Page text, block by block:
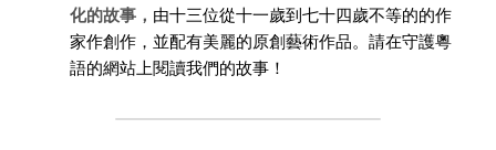
化的故事， 由十三位從十一歲到七十四歲不等的的作
家作創作，並配有美麗的原創藝術作品。請在守護粵
語的網站上閱讀我們的故事 ！